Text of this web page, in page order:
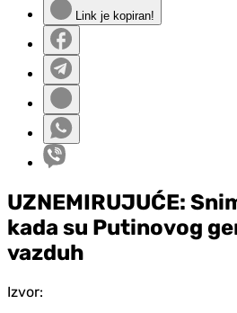
Link je kopiran!
UZNEMIRUJUĆE:
kada su Putinovog
vazduh
Izvor: